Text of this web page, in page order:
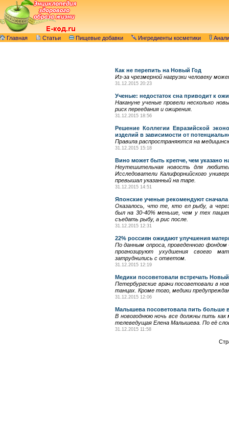
Главная Статьи Пищевые добавки Ингредиенты косметики
Как не перепить на Новый Год
Из-за чрезмерной нагрузки человеку
31.12.2015 20:23
Ученые: недостаток сна приводит к
Накануне ученые провели несколько
риск переедания и ожирения.
31.12.2015 18:56
Решение Коллегии Евразийской
изделий в зависимости от
Правила распространяются на
31.12.2015 15:18
Вино может быть крепче, чем указано
Неутешительная новость для
Исследователи Калифорнийского
превышал указанный на таре.
31.12.2015 14:51
Японские ученые рекомендуют
Оказалось, что те, кто ел рыбу, а
был на 30-40% меньше, чем у тех
съедать рыбу, а рис после.
31.12.2015 12:31
22% россиян ожидают улучшения
По данным опроса, проведенного
прогнозируют ухудшения своего
затруднились с ответом.
31.12.2015 12:19
Медики посоветовали встречать
Петербургские врачи посоветовали в
танцах. Кроме того, медики
31.12.2015 12:06
Малышева посоветовала пить больше
В новогоднюю ночь все должны пить как
телеведущая Елена Малышева. По её
31.12.2015 11:58